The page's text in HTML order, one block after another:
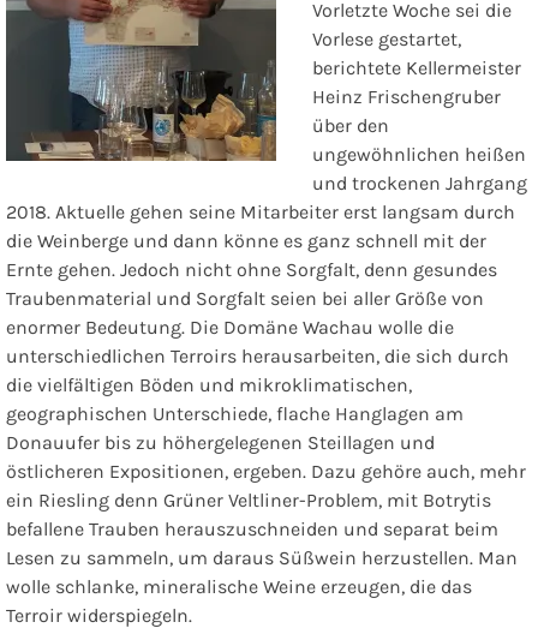
Vorletzte Woche sei die
Vorlese gestartet,
berichtete Kellermeister
Heinz Frischengruber
über den
ungewöhnlichen heißen
und trockenen Jahrgang
2018. Aktuelle gehen seine Mitarbeiter erst langsam durch
die Weinberge und dann könne es ganz schnell mit der
Ernte gehen. Jedoch nicht ohne Sorgfalt, denn gesundes
Traubenmaterial und Sorgfalt seien bei aller Größe von
enormer Bedeutung. Die Domäne Wachau wolle die
unterschiedlichen Terroirs herausarbeiten, die sich durch
die vielfältigen Böden und mikroklimatischen,
geographischen Unterschiede, flache Hanglagen am
Donauufer bis zu höhergelegenen Steillagen und
östlicheren Expositionen, ergeben. Dazu gehöre auch, mehr
ein Riesling denn Grüner Veltliner-Problem, mit Botrytis
befallene Trauben herauszuschneiden und separat beim
Lesen zu sammeln, um daraus Süßwein herzustellen. Man
wolle schlanke, mineralische Weine erzeugen, die das
Terroir widerspiegeln.